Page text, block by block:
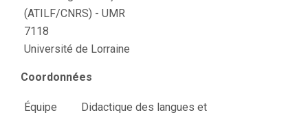
(ATILF/CNRS) - UMR
7118
Université de Lorraine
Coordonnées
Équipe
Didactique des langues et